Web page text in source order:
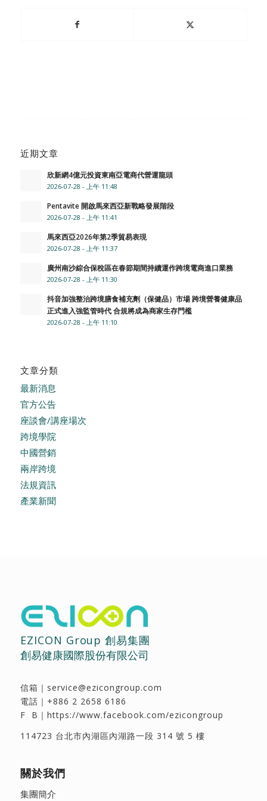
近期文章
欣新網4億元投資東南亞電商代營運龍頭
2026-07-28 - 上午 11:48
Pentavite 開啟馬來西亞新戰略發展階段
2026-07-28 - 上午 11:41
馬來西亞2026年第2季貿易表現
2026-07-28 - 上午 11:37
廣州南沙綜合保稅區在春節期間持續運作跨境電商進口業務
2026-07-28 - 上午 11:30
抖音加強整治跨境膳食補充劑（保健品）市場 跨境營養健康品
正式進入強監管時代 合規將成為商家生存門檻
2026-07-28 - 上午 11:10
文章分類
最新消息
官方公告
座談會/講座場次
跨境學院
中國營銷
兩岸跨境
法規資訊
產業新聞
EZICON Group 創易集團
創易健康國際股份有限公司
信箱｜ service@ezicongroup.com
電話｜ +886 2 2658 6186
F B｜ https://www.facebook.com/ezicongroup
114723 台北市內湖區內湖路一段 314 號 5 樓
關於我們
集團簡介